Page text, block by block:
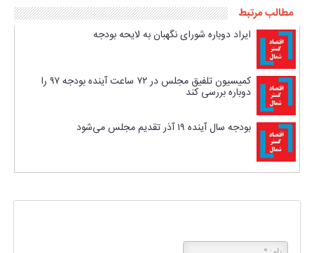
مطالب مرتبط
ایراد دوباره شورای نگهبان به لایحه بودجه
کمیسیون تلفیق مجلس در ۷۲ ساعت آینده بودجه ۹۷ را
دوباره بررسی کند
بودجه سال آینده ۱۹ آذر تقدیم مجلس می‌شود